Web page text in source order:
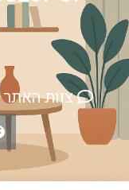
צוות האתר